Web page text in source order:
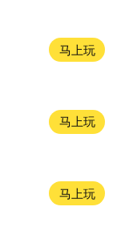
马上玩
马上玩
马上玩